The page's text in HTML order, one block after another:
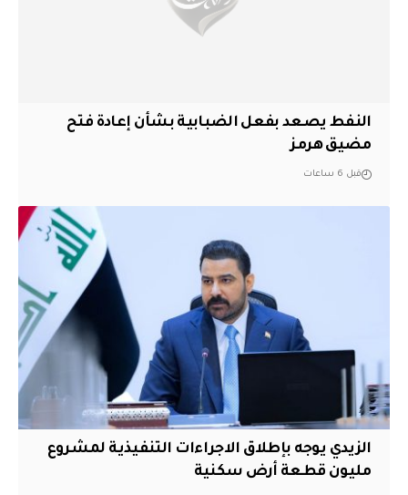
النفط يصعد بفعل الضبابية بشأن إعادة فتح
مضيق هرمز
قبل 6 ساعات
الزيدي يوجه بإطلاق الاجراءات التنفيذية لمشروع
مليون قطعة أرض سكنية